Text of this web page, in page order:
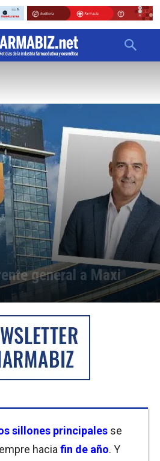
general a Maxi
sillones principales se
hacia fin de año. Y